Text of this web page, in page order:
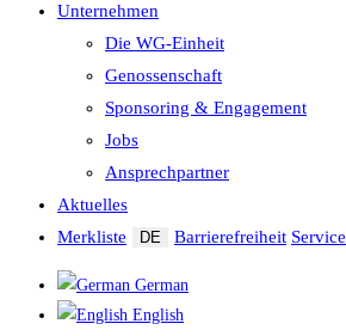
Unternehmen
Die WG-Einheit
Genossenschaft
Sponsoring & Engagement
Jobs
Ansprechpartner
Aktuelles
Merkliste
DE Barrierefreiheit Service
German
English